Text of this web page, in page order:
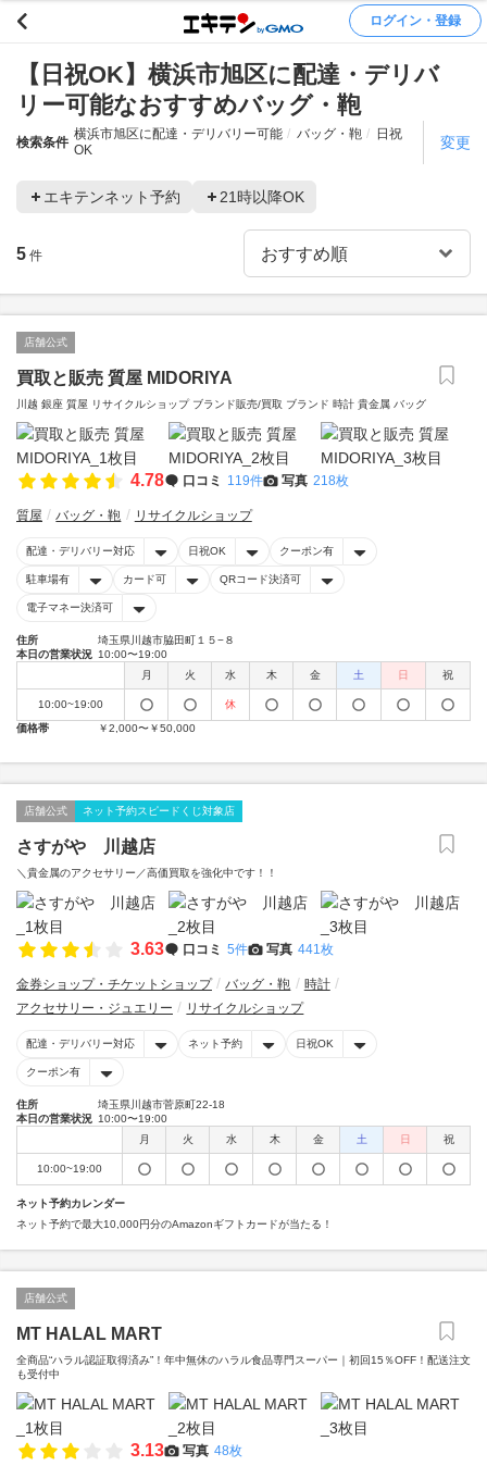
ログイン・登録
【日祝OK】横浜市旭区に配達・デリバ
リー可能なおすすめバッグ・鞄
検索条件
横浜市旭区に配達・デリバリー可能 バッグ・鞄
日祝
OK
変更
エキテンネット予約 21時以降OK
5 件
店舗公式
買取と販売 質屋 MIDORIYA
川越 銀座 質屋 リサイクルショップ ブランド販売/買取 ブランド 時計 貴金属 バッグ
4.78 口コミ 119件 写真 218枚
質屋 バッグ・鞄 リサイクルショップ
配達・デリバリー対応 日祝OK クーポン有
駐車場有 カード可 QRコード決済可
電子マネー決済可
住所
埼玉県川越市脇田町１５−８
本日の営業状況 10:00〜19:00
月
火 水 木 金 土 日 祝
10:00~19:00
休
価格帯
￥2,000〜￥50,000
店舗公式 ネット予約スピードくじ対象店
さすがや 川越店
＼貴金属のアクセサリー／高価買取を強化中です！！
3.63 口コミ 5件 写真 441枚
金券ショップ・チケットショップ バッグ・鞄
時計
アクセサリー・ジュエリー
リサイクルショップ
配達・デリバリー対応 ネット予約 日祝OK
クーポン有
住所
埼玉県川越市菅原町22-18
本日の営業状況 10:00〜19:00
月
火 水 木 金 土 日 祝
10:00~19:00
ネット予約カレンダー
ネット予約で最大10,000円分のAmazonギフトカードが当たる！
店舗公式
MT HALAL MART
全商品“ハラル認証取得済み”！年中無休のハラル食品専門スーパー｜初回15％OFF！配送注文
も受付中
3.13 写真 48枚